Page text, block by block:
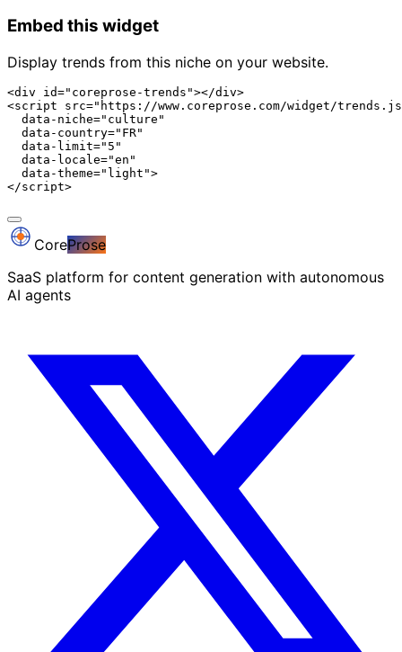
Embed this widget
Display trends from this niche on your website.
<div id="coreprose-trends"></div>
<script src="https://www.coreprose.com/widget/
  data-niche="culture"
  data-country="FR"
  data-limit="5"
  data-locale="en"
  data-theme="light">
</script>
CoreProse
SaaS platform for content generation with autonomous
AI agents